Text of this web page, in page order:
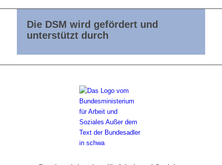
Die DSM wird gefördert und
unterstützt durch